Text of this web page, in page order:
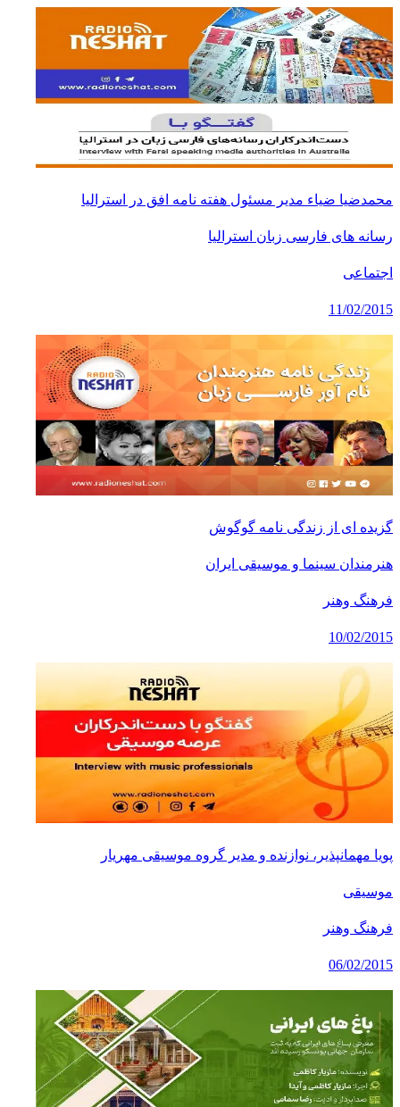
محمدضیا ضیاء مدیر مسئول هفته نامه افق در استرالیا
رسانه های فارسی زبان استرالیا
اجتماعی
11/02/2015
گزیده ای از زندگی نامه گوگوش
هنرمندان سینما و موسیقی ایران
فرهنگ وهنر
10/02/2015
پویا مهمانپذیر، نوازنده و مدیر گروه موسیقی مهریار
موسیقی
فرهنگ وهنر
06/02/2015